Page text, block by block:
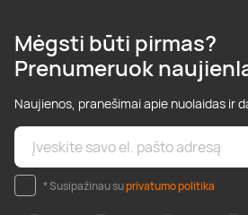
Mėgsti būti pirmas?
Prenumeruok
Naujienos, pranešimai apie nuolaidas ir
* Susipažinau suprivatumo politika